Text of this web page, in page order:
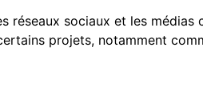
sociaux et les médias
projets, notamment